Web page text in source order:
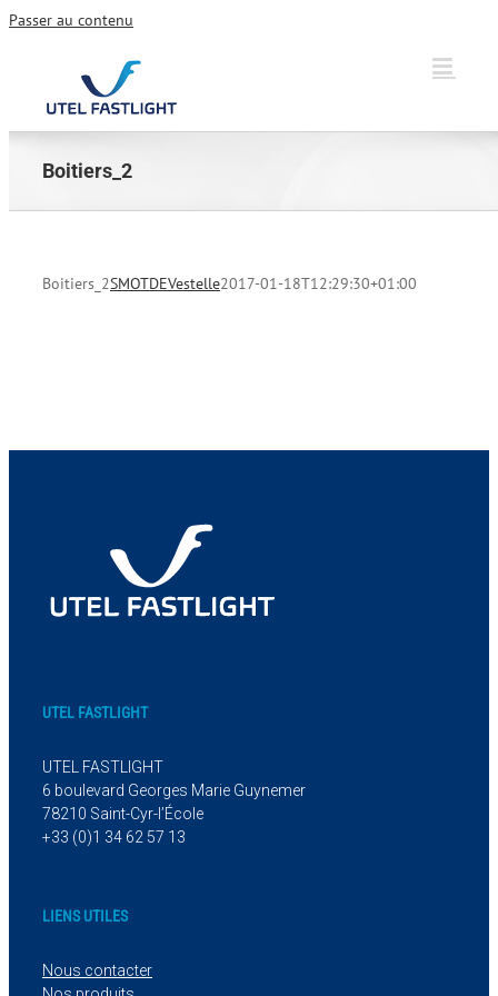
Passer au contenu
Boitiers_2
Boitiers_2SMOTDEVestelle2017-01-18T12:29:30+01:00
UTEL FASTLIGHT
UTEL FASTLIGHT
6 boulevard Georges Marie Guynemer
78210 Saint-Cyr-l’École
+33 (0)1 34 62 57 13
LIENS UTILES
Nous contacter